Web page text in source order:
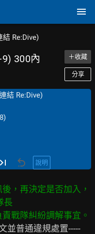
結 Re:Dive)
300內 ＋收藏
分享
結 Re:Dive)
說明
，再決定是否加入，
長
戰隊糾紛調解事宜。
並普通違規處置-----